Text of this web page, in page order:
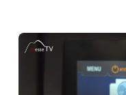
Anzeige